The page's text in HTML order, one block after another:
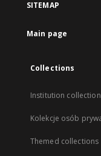
SITEMAP
Main page
Collections
Institution
Kolekcje osób
Themed collections